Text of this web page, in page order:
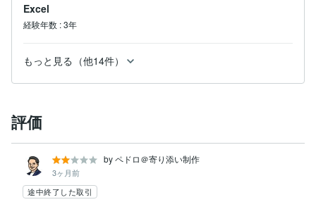
Excel
経験年数 :3年
もっと見る（他14件）
評価
by ペドロ＠寄り添い制作
3ヶ月前
途中終了した取引